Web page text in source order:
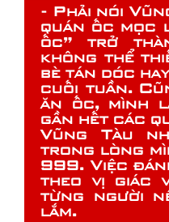
- Phải nói
quán ốc mọc
ốc” trở
không thể
bè tán dóc
cuối tuần.
ăn ốc, mình
gần hết các
Vũng Tàu
trong lòng
999. Việc
theo vị giác
từng người
lắm.